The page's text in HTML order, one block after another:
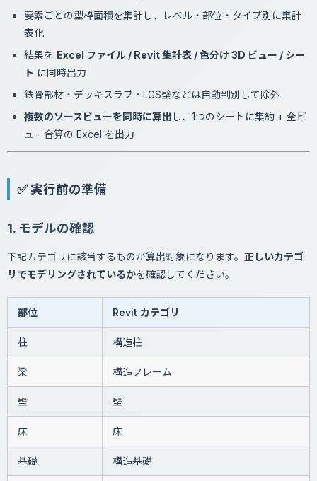
要素ごとの型枠面積を集計し、レベル・部位・タイプ別に集計
表化
結果を Excel ファイル / Revit 集計表 / 色分け 3D ビュー / シー
ト に同時出力
鉄骨部材・デッキスラブ・LGS壁などは自動判別して除外
複数のソースビューを同時に算出 し、1つのシートに集約 + 全ビ
ュー合算の Excel を出力
✅ 実行前の準備
1. モデルの確認
下記カテゴリに該当するものが算出対象になります。 正しいカテゴ
リでモデリングされているかを確認してください。
部位 Revit カテゴリ
柱 構造柱
梁 構造フレーム
壁 壁
床 床
基礎 構造基礎